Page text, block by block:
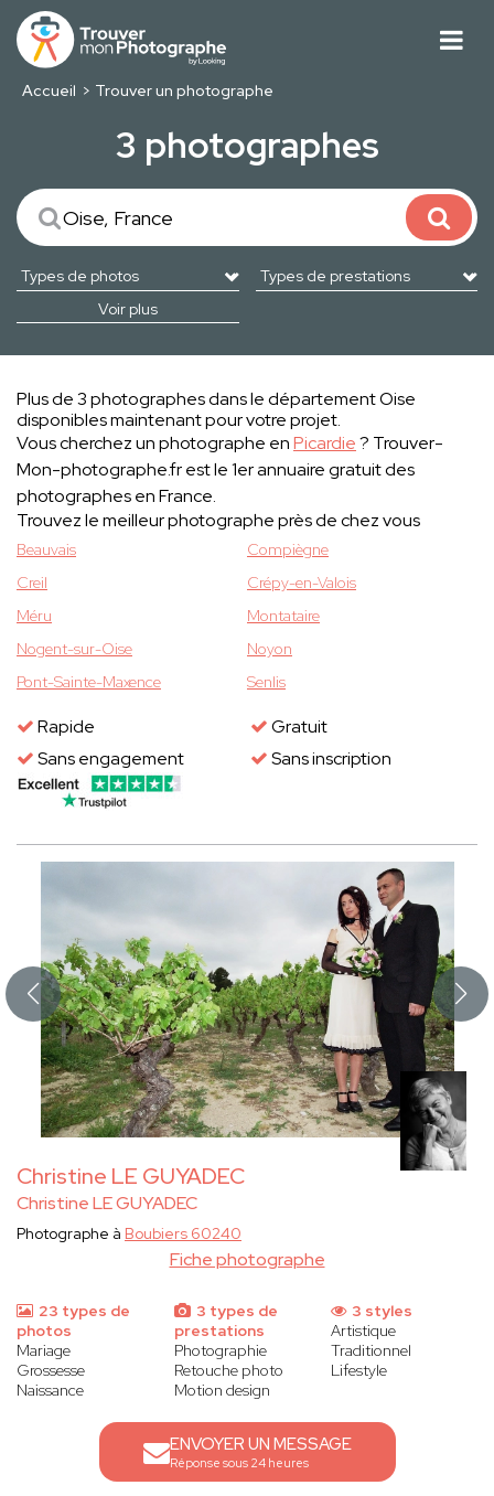
Accueil Trouver un photographe
3 photographes
Voir plus
Plus de 3 photographes dans le département Oise
disponibles maintenant pour votre projet.
Vous cherchez un photographe enPicardie? Trouver-
Mon-photographe.fr est le 1er annuaire gratuit des
photographes en France.
Trouvez le meilleur photographe près de chez vous
Beauvais
Compiègne
Creil
Crépy-en-Valois
Méru
Montataire
Nogent-sur-Oise
Noyon
Pont-Sainte-Maxence
Senlis
Rapide
Gratuit
Sans engagement
Sans inscription
Christine LE GUYADEC
Christine LE GUYADEC
Fiche photographe
Photographe à Boubiers 60240
23 types de
photos
Mariage
Grossesse
Naissance
3 types de
prestations
Photographie
Retouche photo
Motion design
3 styles
Artistique
Traditionnel
Lifestyle
ENVOYER UN MESSAGE
Réponse sous 24 heures